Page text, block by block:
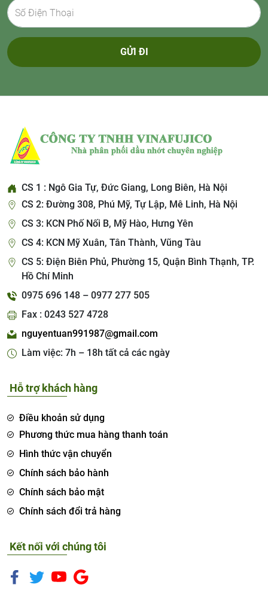
GỬI ĐI
CS 1 : Ngô Gia Tự, Đức Giang, Long Biên, Hà Nội
CS 2: Đường 308, Phú Mỹ, Tự Lập, Mê Linh, Hà Nội
CS 3: KCN Phố Nối B, Mỹ Hào, Hưng Yên
CS 4: KCN Mỹ Xuân, Tân Thành, Vũng Tàu
CS 5: Điện Biên Phủ, Phường 15, Quận Bình Thạnh, TP.
Hồ Chí Minh
0975 696 148 – 0977 277 505
Fax : 0243 527 4728
nguyentuan991987@gmail.com
Làm việc: 7h – 18h tất cả các ngày
Hỗ trợ khách hàng
Điều khoản sử dụng
Phương thức mua hàng thanh toán
Hình thức vận chuyển
Chính sách bảo hành
Chính sách bảo mật
Chính sách đổi trả hàng
Kết nối với chúng tôi